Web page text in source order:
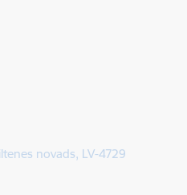
novads, LV-4729